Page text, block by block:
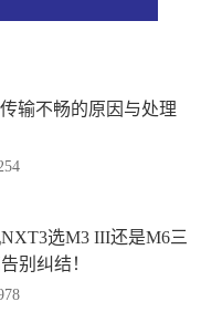
输不畅的原因与处理
选M3 III还是M6三
别纠结！